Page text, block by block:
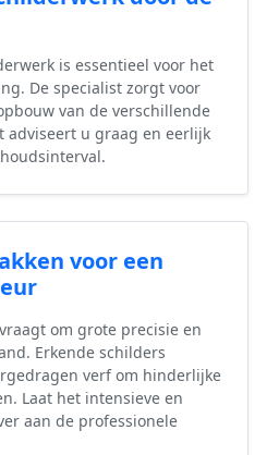
is essentieel voor het
De specialist zorgt voor
van de verschillende
adviseert u graag en eerlijk
voor een
om grote precisie en
Erkende schilders
verf om hinderlijke
Laat het intensieve en
aan de professionele